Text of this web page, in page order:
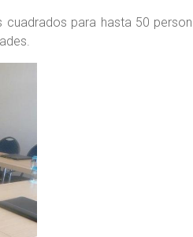
para hasta 50